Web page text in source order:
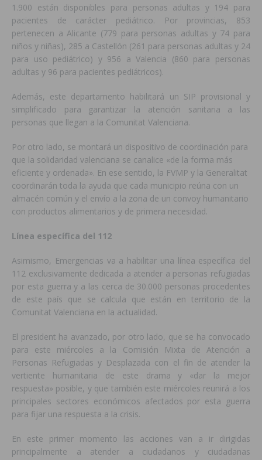
1.900 están disponibles para personas adultas y 194 para
pacientes de carácter pediátrico. Por provincias, 853
pertenecen a Alicante (779 para personas adultas y 74 para
niños y niñas), 285 a Castellón (261 para personas adultas y 24
para uso pediátrico) y 956 a Valencia (860 para personas
adultas y 96 para pacientes pediátricos).
Además, este departamento habilitará un SIP provisional y
simplificado para garantizar la atención sanitaria a las
personas que llegan a la Comunitat Valenciana.
Por otro lado, se montará un dispositivo de coordinación para
que la solidaridad valenciana se canalice «de la forma más
eficiente y ordenada». En ese sentido, la FVMP y la Generalitat
coordinarán toda la ayuda que cada municipio reúna con un
almacén común y el envío a la zona de un convoy humanitario
con productos alimentarios y de primera necesidad.
Línea específica del 112
Asimismo, Emergencias va a habilitar una línea específica del
112 exclusivamente dedicada a atender a personas refugiadas
por esta guerra y a las cerca de 30.000 personas procedentes
de este país que se calcula que están en territorio de la
Comunitat Valenciana en la actualidad.
El president ha avanzado, por otro lado, que se ha convocado
para este miércoles a la Comisión Mixta de Atención a
Personas Refugiadas y Desplazada con el fin de atender la
vertiente humanitaria de este drama y «dar la mejor
respuesta» posible, y que también este miércoles reunirá a los
principales sectores económicos afectados por esta guerra
para fijar una respuesta a la crisis.
En este primer momento las acciones van a ir dirigidas
principalmente a atender a ciudadanos y ciudadanas